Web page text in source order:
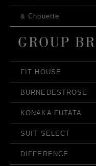
& Chouette
FIT HOUSE
BURNEDESTROSE
KONAKA FUTATA
SUIT SELECT
DIFFERENCE